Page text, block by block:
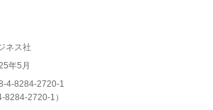
ネス社
年5月
4-8284-2720-1
8284-2720-1 ）